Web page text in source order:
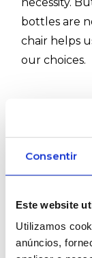
Consentir
Este website
Utilizamos
anúncios,
bottles are
chair helps
our choices.
A t-shirt
More and
each) to
The plastic
spun into